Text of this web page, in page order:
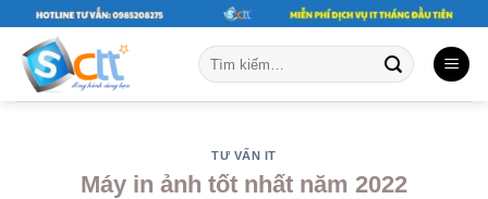
content
Tìm
kiếm:
TƯ VẤN IT
Máy in ảnh tốt nhất năm 2022